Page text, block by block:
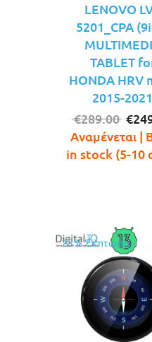
LENOVO
5201_CPA
TABLET
HONDA HRV
2015-2021
€289.00
was:
€
Αναμένεται |
in stock (5-10
25% Έκπτωση